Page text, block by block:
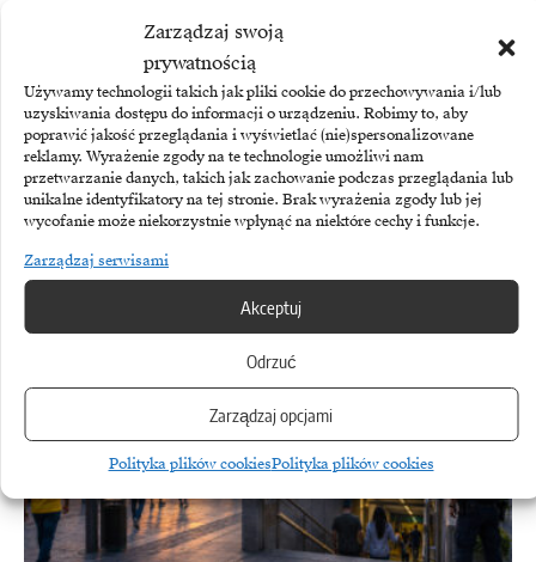
Zarządzaj swoją
prywatnością
Używamy technologii takich jak pliki cookie do przechowywania i/lub
uzyskiwania dostępu do informacji o urządzeniu. Robimy to, aby
poprawić jakość przeglądania i wyświetlać (nie)spersonalizowane
reklamy. Wyrażenie zgody na te technologie umożliwi nam
przetwarzanie danych, takich jak zachowanie podczas przeglądania lub
unikalne identyfikatory na tej stronie. Brak wyrażenia zgody lub jej
wycofanie może niekorzystnie wpłynąć na niektóre cechy i funkcje.
Zarządzaj serwisami
Akceptuj
Odrzuć
Zarządzaj opcjami
Polityka plików cookiesPolityka plików cookies
SZTUCZNA INTELIGENCJA
Agenci Anthropic i OpenAI znów wymykają się spod
kontroli
na modelach Anthropic Mythos 5…